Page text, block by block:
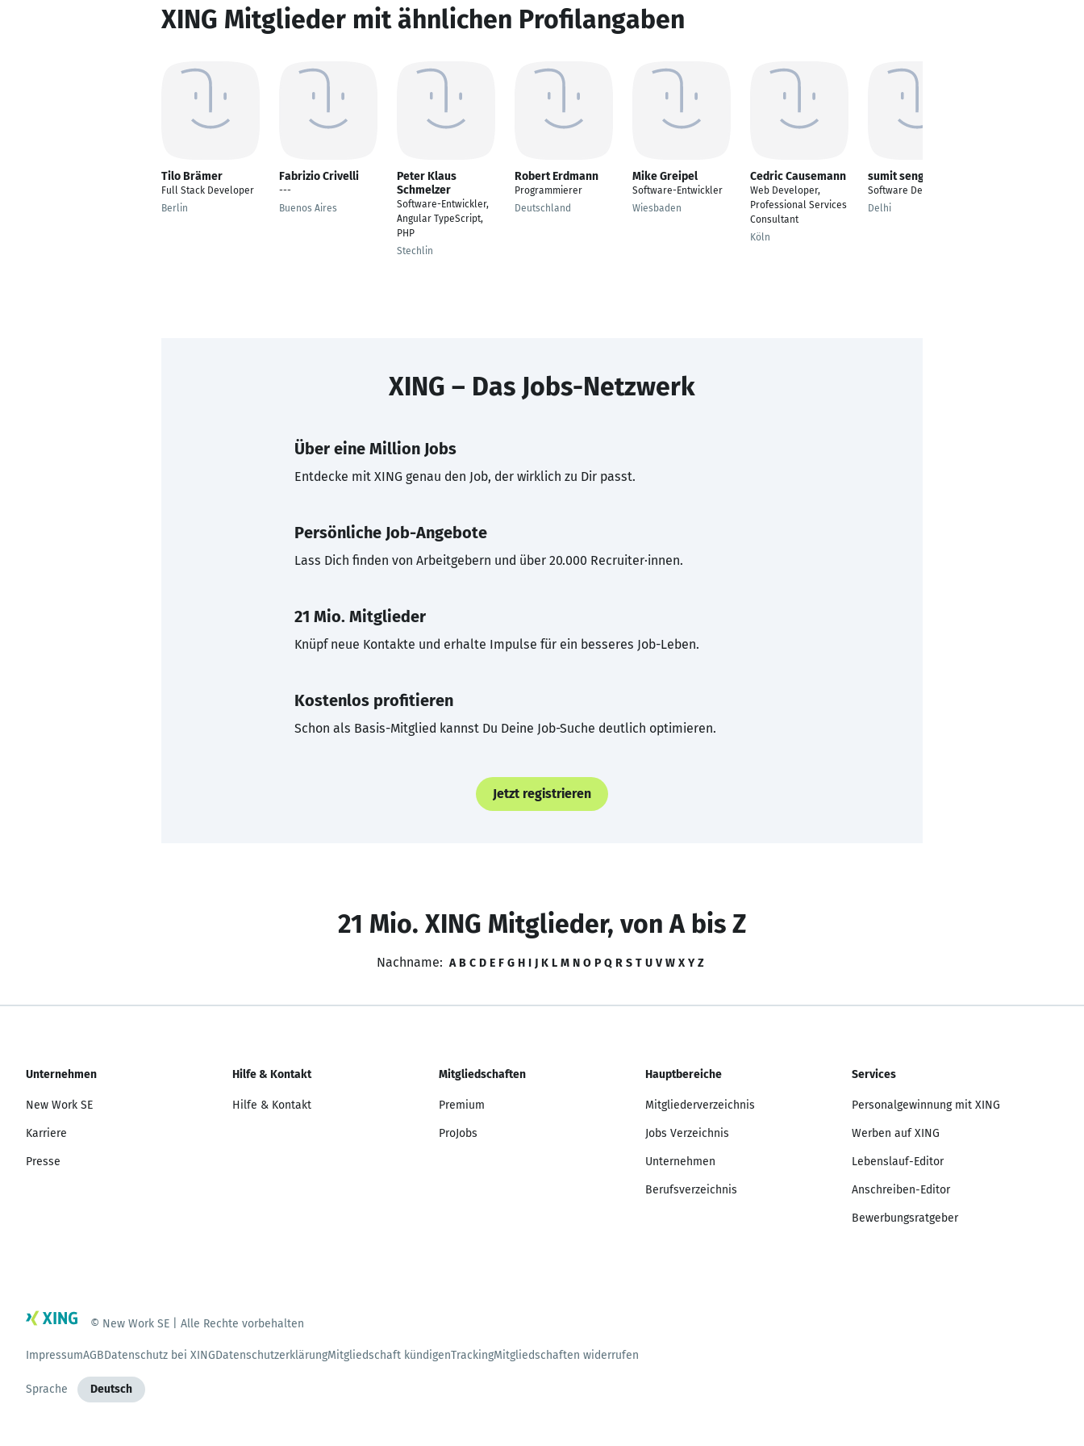
XING Mitglieder mit ähnlichen Profilangaben
Tilo Brämer
Full Stack Developer
Berlin
Fabrizio Crivelli
---
Buenos Aires
Peter Klaus
Schmelzer
Software-Entwickler,
Angular TypeScript,
PHP
Stechlin
Robert Erdmann
Programmierer
Deutschland
Mike Greipel
Software-Entwickler
Wiesbaden
Cedric Causemann
Web Developer,
Professional Services
Consultant
Köln
sumit sengar
Software Developer
Delhi
XING – Das Jobs-Netzwerk
Über eine Million Jobs
Entdecke mit XING genau den Job, der wirklich zu Dir passt.
Persönliche Job-Angebote
Lass Dich finden von Arbeitgebern und über 20.000 Recruiter·innen.
21 Mio. Mitglieder
Knüpf neue Kontakte und erhalte Impulse für ein besseres Job-Leben.
Kostenlos profitieren
Schon als Basis-Mitglied kannst Du Deine Job-Suche deutlich optimieren.
Jetzt registrieren
21 Mio. XING Mitglieder, von A bis Z
Nachname: A B C D E F G H I J K L M N O P Q R S T U V W X Y Z
Unternehmen
New Work SE
Karriere
Presse
Hilfe & Kontakt
Hilfe & Kontakt
Mitgliedschaften
Premium
ProJobs
Hauptbereiche
Mitgliederverzeichnis
Jobs Verzeichnis
Unternehmen
Berufsverzeichnis
Services
Personalgewinnung mit XING
Werben auf XING
Lebenslauf-Editor
Anschreiben-Editor
Bewerbungsratgeber
© New Work SE | Alle Rechte vorbehalten
ImpressumAGBDatenschutz bei XINGDatenschutzerklärungMitgliedschaft kündigenTrackingMitgliedschaften widerrufen
Sprache Deutsch